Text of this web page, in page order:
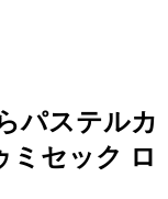
パステルカ
ミセック ロ